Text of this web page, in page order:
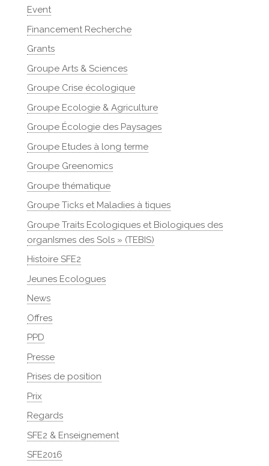
Event
Financement Recherche
Grants
Groupe Arts & Sciences
Groupe Crise écologique
Groupe Ecologie & Agriculture
Groupe Écologie des Paysages
Groupe Etudes à long terme
Groupe Greenomics
Groupe thématique
Groupe Ticks et Maladies à tiques
Groupe Traits Ecologiques et Biologiques des
organIsmes des Sols » (TEBIS)
Histoire SFE2
Jeunes Ecologues
News
Offres
PPD
Presse
Prises de position
Prix
Regards
SFE2 & Enseignement
SFE2016